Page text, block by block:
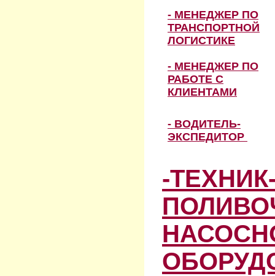
- МЕНЕДЖЕР ПО
ТРАНСПОРТНОЙ
ЛОГИСТИКЕ
- МЕНЕДЖЕР ПО
РАБОТЕ С
КЛИЕНТАМИ
- ВОДИТЕЛЬ-
ЭКСПЕДИТОР
-